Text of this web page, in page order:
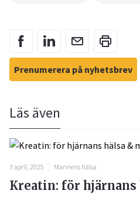
Prenumerera på nyhetsbrev
Läs även
3 april, 2025 Mannens hälsa
Kreatin: för hjärnans